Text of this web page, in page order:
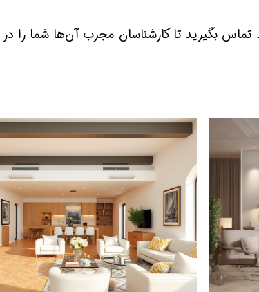
تماس بگیرید تا کارشناسان مجرب آن‌ها شما را